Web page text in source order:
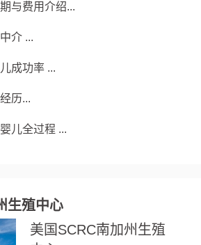
与费用介绍...
介 ...
成功率 ...
历...
儿全过程 ...
生殖中心
美国SCRC南加州生殖